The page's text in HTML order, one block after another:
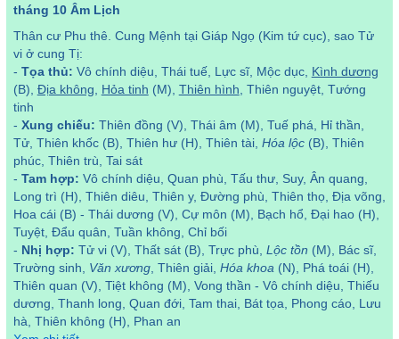
tháng 10 Âm Lịch
Thân cư Phu thê. Cung Mệnh tại Giáp Ngọ (Kim tứ cục), sao Tử
vi ở cung Tị:
- Tọa thủ: Vô chính diệu, Thái tuế, Lực sĩ, Mộc dục, Kình dương
(B), Địa không, Hỏa tinh (M), Thiên hình, Thiên nguyệt, Tướng
tinh
- Xung chiếu: Thiên đồng (V), Thái âm (M), Tuế phá, Hỉ thần,
Tử, Thiên khốc (B), Thiên hư (H), Thiên tài, Hóa lộc(B), Thiên
phúc, Thiên trù, Tai sát
- Tam hợp: Vô chính diệu, Quan phù, Tấu thư, Suy, Ân quang,
Long trì (H), Thiên diêu, Thiên y, Đường phù, Thiên thọ, Địa võng,
Hoa cái (B) - Thái dương (V), Cự môn (M), Bạch hổ, Đại hao (H),
Tuyệt, Đẩu quân, Tuần không, Chỉ bối
- Nhị hợp: Tử vi (V), Thất sát (B), Trực phù, Lộc tồn (M), Bác sĩ,
Trường sinh, Văn xương, Thiên giải, Hóa khoa(N), Phá toái (H),
Thiên quan (V), Tiệt không (M), Vong thần - Vô chính diệu, Thiếu
dương, Thanh long, Quan đới, Tam thai, Bát tọa, Phong cáo, Lưu
hà, Thiên không (H), Phan an